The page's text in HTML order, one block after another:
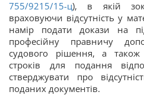
755/9215/15-ц), в якій
враховуючи відсутність у
намір подати докази на
професійну правничу
судового рішення, а
строків для подання
стверджувати про
поданих документів.